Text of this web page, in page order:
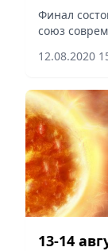
турнира
Финал
союз
12.08.2020
13-14